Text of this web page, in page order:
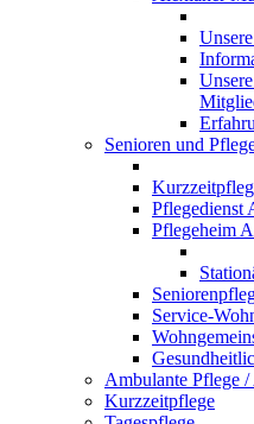
Senioren und
Pflegedienst
Pflegeheim
Service-
Ambulante Pflege
Kurzzeitpflege